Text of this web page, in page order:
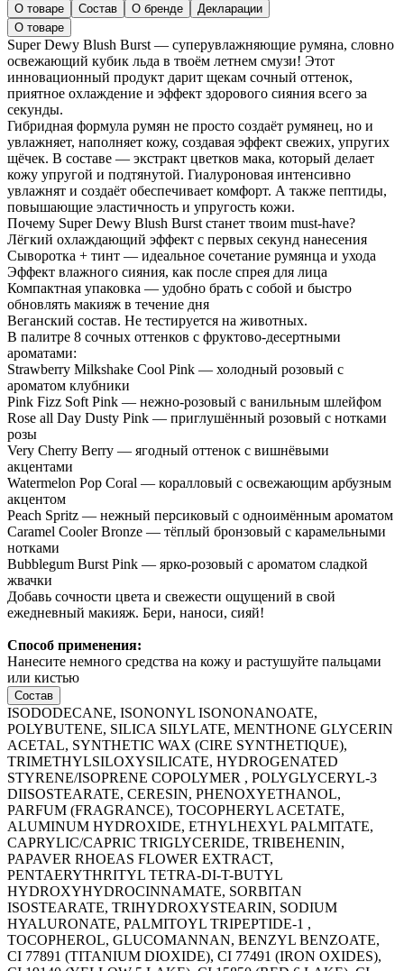
О товаре Состав О бренде
Декларации
О товаре
Super Dewy Blush Burst — суперувлажняющие румяна, словно
освежающий кубик льда в твоём летнем смузи! Этот
инновационный продукт дарит щекам сочный оттенок,
приятное охлаждение и эффект здорового сияния всего за
секунды.
Гибридная формула румян не просто создаёт румянец, но и
увлажняет, наполняет кожу, создавая эффект свежих, упругих
щёчек. В составе — экстракт цветков мака, который делает
кожу упругой и подтянутой. Гиалуроновая интенсивно
увлажнят и создаёт обеспечивает комфорт. А также пептиды,
повышающие эластичность и упругость кожи.
Почему Super Dewy Blush Burst станет твоим must-have?
Лёгкий охлаждающий эффект с первых секунд нанесения
Сыворотка + тинт — идеальное сочетание румянца и ухода
Эффект влажного сияния, как после спрея для лица
Компактная упаковка — удобно брать с собой и быстро
обновлять макияж в течение дня
Веганский состав. Не тестируется на животных.
В палитре 8 сочных оттенков с фруктово-десертными
ароматами:
Strawberry Milkshake Cool Pink — холодный розовый с
ароматом клубники
Pink Fizz Soft Pink — нежно-розовый с ванильным шлейфом
Rose all Day Dusty Pink — приглушённый розовый с нотками
розы
Very Cherry Berry — ягодный оттенок с вишнёвыми
акцентами
Watermelon Pop Coral — коралловый с освежающим арбузным
акцентом
Peach Spritz — нежный персиковый с одноимённым ароматом
Caramel Cooler Bronze — тёплый бронзовый с карамельными
нотками
Bubblegum Burst Pink — ярко-розовый с ароматом сладкой
жвачки
Добавь сочности цвета и свежести ощущений в свой
ежедневный макияж. Бери, наноси, сияй!
Способ применения:
Нанесите немного средства на кожу и растушуйте пальцами
или кистью
Состав
ISODODECANE, ISONONYL ISONONANOATE,
POLYBUTENE, SILICA SILYLATE, MENTHONE GLYCERIN
ACETAL, SYNTHETIC WAX (CIRE SYNTHETIQUE),
TRIMETHYLSILOXYSILICATE, HYDROGENATED
STYRENE/ISOPRENE COPOLYMER , POLYGLYCERYL-3
DIISOSTEARATE, CERESIN, PHENOXYETHANOL,
PARFUM (FRAGRANCE), TOCOPHERYL ACETATE,
ALUMINUM HYDROXIDE, ETHYLHEXYL PALMITATE,
CAPRYLIC/CAPRIC TRIGLYCERIDE, TRIBEHENIN,
PAPAVER RHOEAS FLOWER EXTRACT,
PENTAERYTHRITYL TETRA-DI-T-BUTYL
HYDROXYHYDROCINNAMATE, SORBITAN
ISOSTEARATE, TRIHYDROXYSTEARIN, SODIUM
HYALURONATE, PALMITOYL TRIPEPTIDE-1 ,
TOCOPHEROL, GLUCOMANNAN, BENZYL BENZOATE,
CI 77891 (TITANIUM DIOXIDE), CI 77491 (IRON OXIDES),